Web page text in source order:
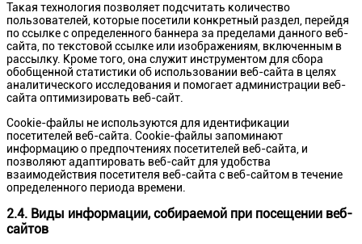
Такая технология позволяет подсчитать количество
пользователей, которые посетили конкретный раздел, перейдя
по ссылке с определенного баннера за пределами данного веб-
сайта, по текстовой ссылке или изображениям, включенным в
рассылку. Кроме того, она служит инструментом для сбора
обобщенной статистики об использовании веб-сайта в целях
аналитического исследования и помогает администрации веб-
сайта оптимизировать веб-сайт.
Сookie-файлы не используются для идентификации
посетителей веб-сайта. Cookie-файлы запоминают
информацию о предпочтениях посетителей веб-сайта, и
позволяют адаптировать веб-сайт для удобства
взаимодействия посетителя веб-сайта с веб-сайтом в течение
определенного периода времени.
2.4. Виды информации, собираемой при посещении веб-
сайтов